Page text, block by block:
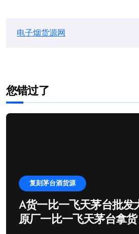
电子烟货源网
您错过了
复刻茅台酒货源
A货一比一飞天茅台批发
原厂一比一飞天茅台拿货